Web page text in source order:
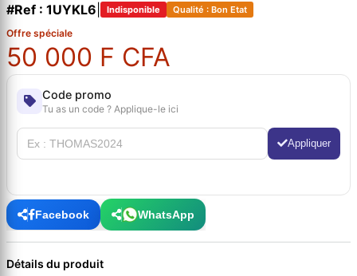
#Ref : 1UYKL6 Indisponible Qualité : Bon Etat
Offre spéciale
50 000 F CFA
Code promo
Tu as un code ? Applique-le ici
Appliquer
Facebook WhatsApp
Détails du produit